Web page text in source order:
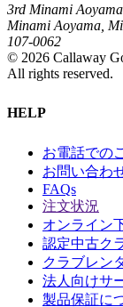
3rd Minami
Minami Aoyama,
107-0062
© 2026 Callaway
All rights reserved.
HELP
お電話での
お問い合わ
FAQs
注文状況
オンライン
認定中古ク
クラブレン
法人向けサ
製品保証に